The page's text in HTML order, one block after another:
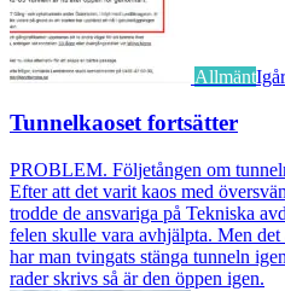
Allmänt
Tunnelkaoset fortsätter
PROBLEM. Följetången om
Efter att det varit kaos med
trodde de ansvariga på Tekniska
felen skulle vara avhjälpta. Men
har man tvingats stänga tunneln
rader skrivs så är den öppen igen.